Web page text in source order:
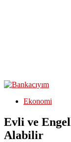
Ekonomi
Evli ve
Alabilir